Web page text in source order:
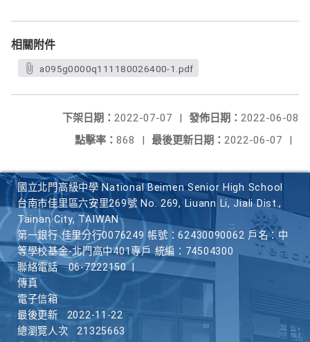
相關附件
a095g0000q111180026400-1.pdf
發佈日期： 2022-06-08
下架日期： 2022-07-07
|
最後更新日期： 2022-06-07 |
點擊率： 868 |
國立北門高級中學 National Beimen Senior High School
台南市佳里區六安里269號 No. 269, Liuann Li, Jiali Dist.,
Tainan City, TAIWAN
第一銀行 佳里分行0076249 帳號：62430090062 戶名：中
等學校基金-北門高中401專戶 統編：74504300
聯絡電話
06-7222150
傳真
電子信箱
最後更新
2022-11-22
總瀏覽人次
21325663